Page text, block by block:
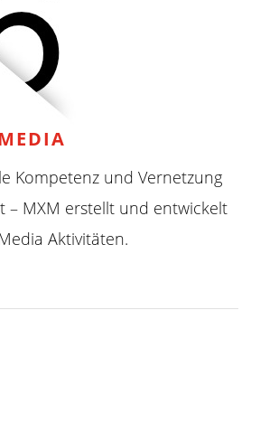
Kompetenz und Vernetzung
– MXM erstellt und entwickelt
Aktivitäten.